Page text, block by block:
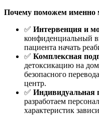
Почему поможем
✅ Интервенция и
конфиденциальный
пациента начать
✅ Комплексная
детоксикацию на
безопасного
центр.
✅ Индивидуальная
разработаем
характеристик